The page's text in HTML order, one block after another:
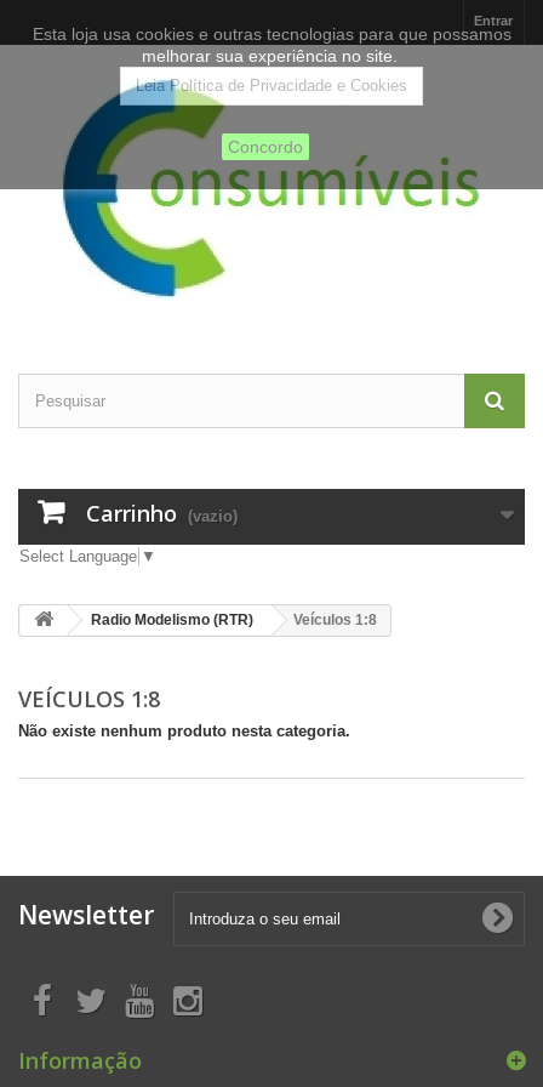
Entrar
Carrinho (vazio)
Select Language ▼
Radio Modelismo (RTR) Veículos 1:8
VEÍCULOS 1:8
Não existe nenhum produto nesta categoria.
Newsletter
Informação
Esta loja usa cookies e outras tecnologias para que possamos
melhorar sua experiência no site.
Leia Política de Privacidade e Cookies
Concordo